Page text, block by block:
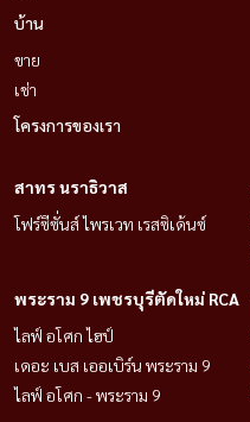
บ้าน
ขาย
เช่า
โครงการของเรา
สาทร นราธิวาส
โฟร์ซีซั่นส์ ไพรเวท เรสซิเด้นซ์
พระราม 9 เพชรบุรีตัดใหม่ RCA
ไลฟ์ อโศก ไฮป์
เดอะ เบส เออเบิร์น พระราม 9
ไลฟ์ อโศก - พระราม 9